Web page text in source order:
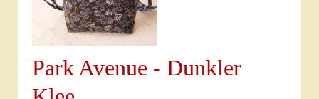
Park Avenue - Dunkler